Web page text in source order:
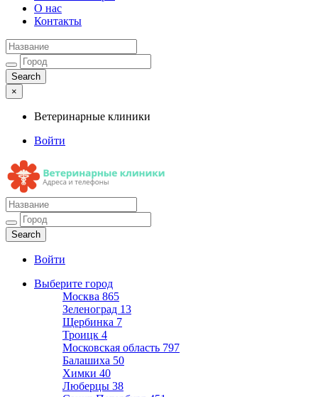
О нас
Контакты
×
Ветеринарные клиники
Войти
Ветеринарные клиники
Адреса и телефоны
Войти
Выберите город
Москва 865
Зеленоград 13
Щербинка 7
Троицк 4
Московская область 797
Балашиха 50
Химки 40
Люберцы 38